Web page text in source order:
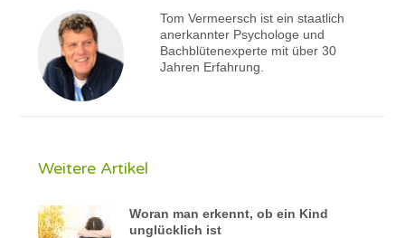
Tom Vermeersch ist ein staatlich
anerkannter Psychologe und
Bachblütenexperte mit über 30
Jahren Erfahrung.
Weitere Artikel
Woran man erkennt, ob ein Kind
unglücklich ist